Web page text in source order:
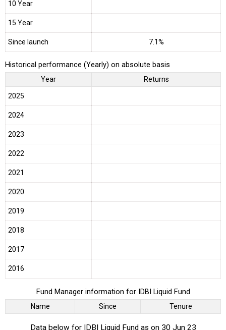
10 Year
15 Year
Since launch 7.1%
Historical performance (Yearly) on absolute basis
Year Returns
2025
2024
2023
2022
2021
2020
2019
2018
2017
2016
Fund Manager information for IDBI Liquid Fund
Name Since Tenure
Data below for IDBI Liquid Fund as on 30 Jun 23